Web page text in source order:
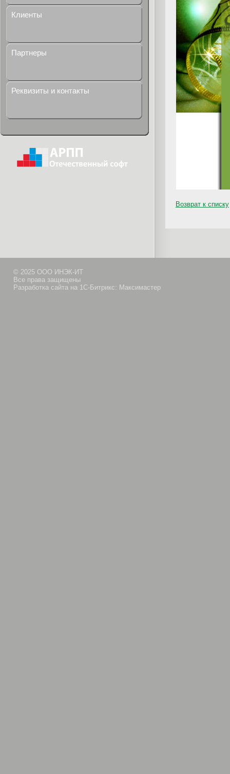
Клиенты
Партнеры
Реквизиты и контакты
Возврат к списку
© 2025 ООО ИНЭК-ИТ
Все права защищены
Разработка сайта на 1С-Битрикс: Максимастер